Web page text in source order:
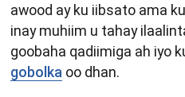
awood ay ku iibsato ama
inay muhiim u tahay
goobaha qadiimiga ah iyo
gobolka oo dhan.